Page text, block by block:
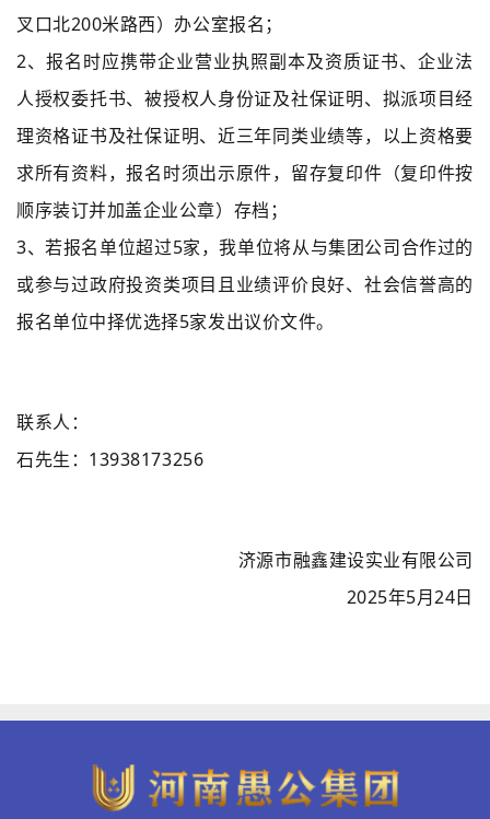
叉口北200米路西）办公室报名；
2、报名时应携带企业营业执照副本及资质证书、企业法
人授权委托书、被授权人身份证及社保证明、拟派项目经
理资格证书及社保证明、近三年同类业绩等，以上资格要
求所有资料，报名时须出示原件，留存复印件（复印件按
顺序装订并加盖企业公章）存档；
3、若报名单位超过5家，我单位将从与集团公司合作过的
或参与过政府投资类项目且业绩评价良好、社会信誉高的
报名单位中择优选择5家发出议价文件。
联系人：
石先生：13938173256
济源市融鑫建设实业有限公司
2025年5月24日